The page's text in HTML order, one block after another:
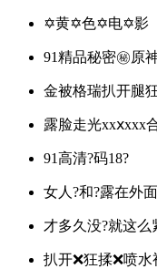
✡️黄✡️色✡️电✡️影
91精品秘密㊙️原
金被格瑞扒开腿
露脸走光xxⅹxxx
91高清?码18?
女人?和?露在外
才多久没?就这么
扒开❌狂揉❌喷水